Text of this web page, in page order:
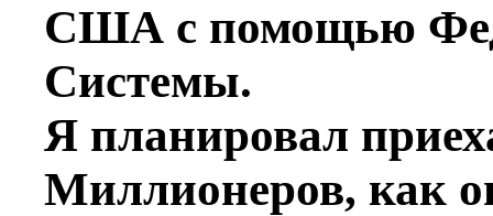
США с помощью
Системы.
Я планировал
Миллионеров, как